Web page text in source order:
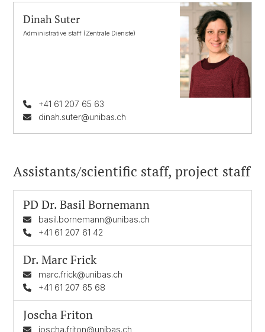
Dinah Suter
Administrative staff (Zentrale Dienste)
+41 61 207 65 63
dinah.suter@unibas.ch
Assistants/scientific staff, project staff
PD Dr.Basil Bornemann
basil.bornemann@unibas.ch
+41 61 207 61 42
Dr.Marc Frick
marc.frick@unibas.ch
+41 61 207 65 68
Joscha Friton
joscha.friton@unibas.ch